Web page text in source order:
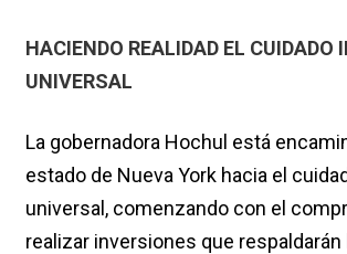
HACIENDO REALIDAD EL CUIDADO
UNIVERSAL
La gobernadora Hochul está
estado de Nueva York hacia el
universal, comenzando con el
realizar inversiones que respaldarán